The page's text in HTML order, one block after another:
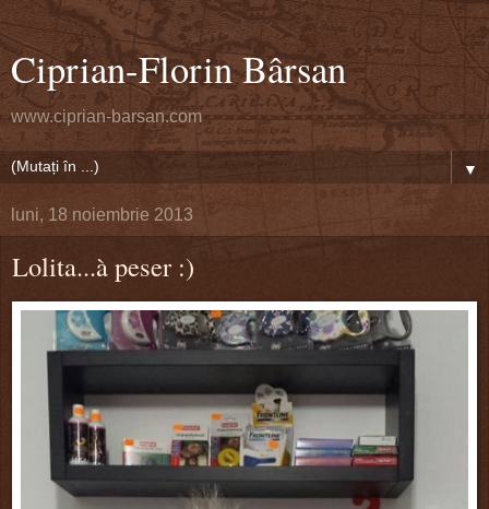
Ciprian-Florin Bârsan
www.ciprian-barsan.com
▼
luni, 18 noiembrie 2013
Lolita...à peser :)